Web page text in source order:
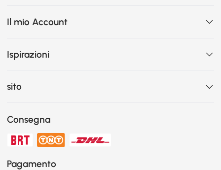
Il mio Account
Ispirazioni
sito
Consegna
Pagamento